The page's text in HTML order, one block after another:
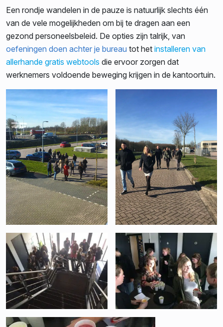
Een rondje wandelen in de pauze is natuurlijk slechts één
van de vele mogelijkheden om bij te dragen aan een
gezond personeelsbeleid. De opties zijn talrijk, van
oefeningen doen achter je bureau tot het installeren van
allerhande gratis webtools die ervoor zorgen dat
werknemers voldoende beweging krijgen in de kantoortuin.